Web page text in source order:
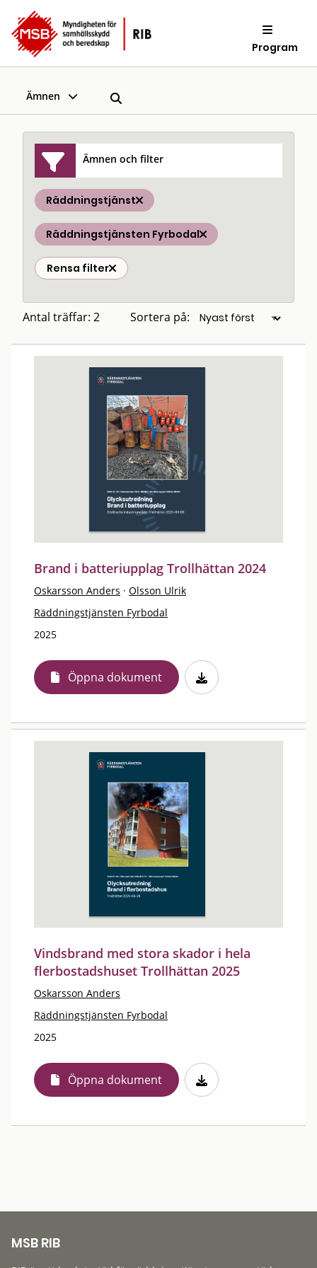
Program
Ämnen
Ämnen och filter
Räddningstjänst
Räddningstjänsten Fyrbodal
Rensa filter
Antal träffar: 2 Sortera på:
Brand i batteriupplag Trollhättan 2024
Oskarsson Anders · Olsson Ulrik
Räddningstjänsten Fyrbodal
2025
Öppna dokument
Vindsbrand med stora skador i hela
flerbostadshuset Trollhättan 2025
Oskarsson Anders
Räddningstjänsten Fyrbodal
2025
Öppna dokument
MSB RIB